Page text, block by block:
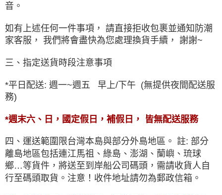
音。
如有上述任何一件事項， 請直接拒收包裹並通知防潮
家客服， 我們將會盡快為您處理換貨手續 ， 謝謝~
三、指定送貨時段注意事項
*平日配送: 週一~週五 早上/下午 (無提供夜間配送服
務)
*週末六、日，國定假日，補假日， 皆無配送服務
四、運送範圍限台灣本島與部分外島地區。 註: 部分
離島地區包括連江馬祖、綠島、澎湖、蘭嶼、琉球
鄉…等貨件，將送至到岸船公司碼頭，需請收貨人自
行至碼頭取貨。注意！收件地址請勿為郵政信箱。